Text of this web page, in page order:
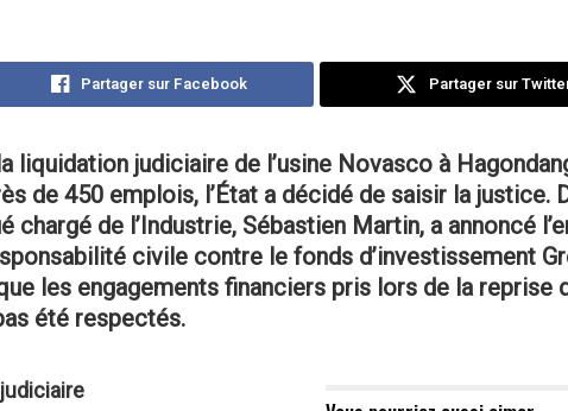
Partager sur Facebook Partager sur
liquidation judiciaire de l’usine Novasco à
de 450 emplois, l’État a décidé de saisir la justice.
chargé de l’Industrie, Sébastien Martin, a annoncé
civile contre le fonds d’investissement
les engagements financiers pris lors de la reprise
été respectés.